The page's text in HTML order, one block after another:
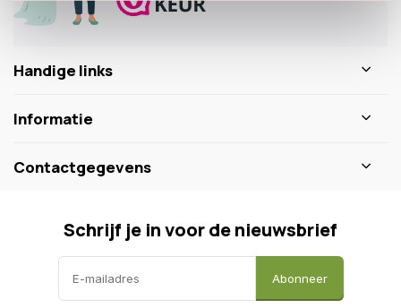
Handige links
Informatie
Contactgegevens
Schrijf je in voor de nieuwsbrief
Abonneer